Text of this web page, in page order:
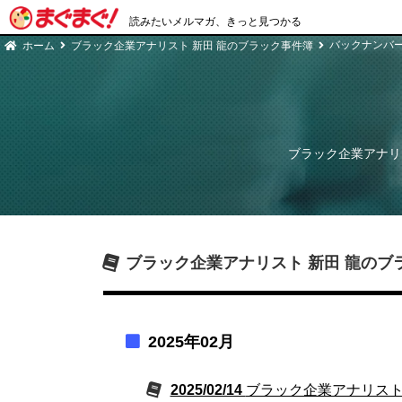
読みたいメルマガ、きっと見つかる
ホーム
ブラック企業アナリスト 新田 龍のブラック事件簿 バックナンバ
ブラック企業アナ
ブラック企業アナリスト 新田 龍のブ
2025年02月
2025/02/14 ブラック企業アナリス